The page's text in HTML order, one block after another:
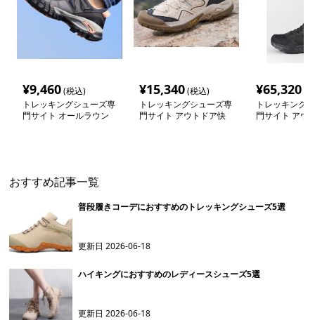
¥9,460(税込)
トレッキングシューズ専
門サイト オールラウン
¥15,340(税込)
トレッキングシューズ専
門サイト アウトドア快
¥65,320
トレッキング
門サイト アウ
おすすめ記事一覧
普段履きコーデにおすすめのトレッキングシューズ5選
更新日2026-06-18
ハイキングにおすすめのレディースシューズ5選
更新日2026-06-18